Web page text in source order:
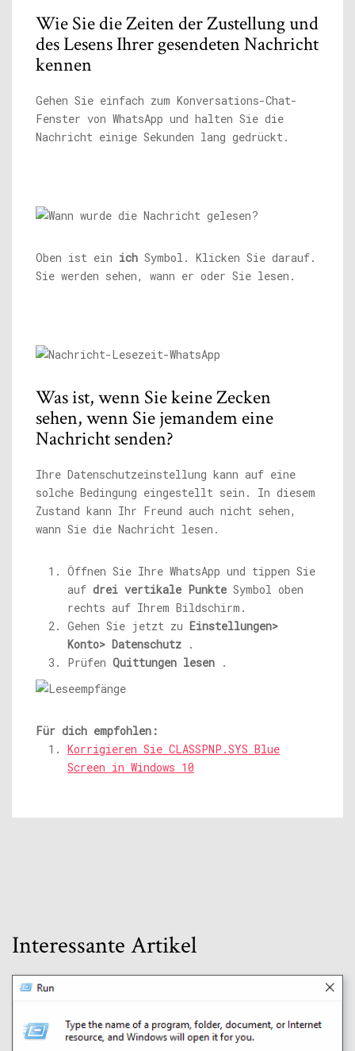
Wie Sie die Zeiten der Zustellung und
des Lesens Ihrer gesendeten Nachricht
kennen
Gehen Sie einfach zum Konversations-Chat-
Fenster von WhatsApp und halten Sie die
Nachricht einige Sekunden lang gedrückt.
Oben ist ein ich Symbol. Klicken Sie darauf.
Sie werden sehen, wann er oder Sie lesen.
Was ist, wenn Sie keine Zecken
sehen, wenn Sie jemandem eine
Nachricht senden?
Ihre Datenschutzeinstellung kann auf eine
solche Bedingung eingestellt sein. In diesem
Zustand kann Ihr Freund auch nicht sehen,
wann Sie die Nachricht lesen.
Öffnen Sie Ihre WhatsApp und tippen Sie
auf drei vertikale Punkte Symbol oben
rechts auf Ihrem Bildschirm.
Gehen Sie jetzt zu Einstellungen>
Konto> Datenschutz .
Prüfen Quittungen lesen .
Für dich empfohlen:
Korrigieren Sie CLASSPNP.SYS Blue
Screen in Windows 10
Interessante Artikel